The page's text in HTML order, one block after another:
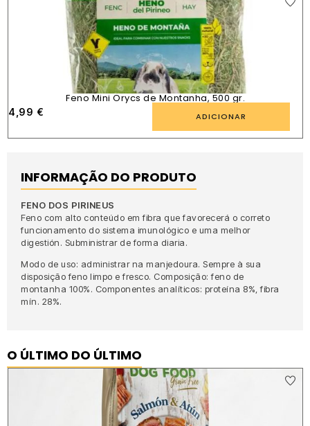
Feno Mini Orycs de Montanha, 500 gr.
4,99 € ADICIONAR
INFORMAÇÃO DO PRODUTO
FENO DOS PIRINEUS
Feno com alto conteúdo em fibra que favorecerá o correto
funcionamento do sistema imunológico e uma melhor
digestión. Subministrar de forma diaria.
Modo de uso: administrar na manjedoura. Sempre à sua
disposição feno limpo e fresco. Composição: feno de
montanha 100%. Componentes analíticos: proteína 8%, fibra
mín. 28%.
O ÚLTIMO DO ÚLTIMO